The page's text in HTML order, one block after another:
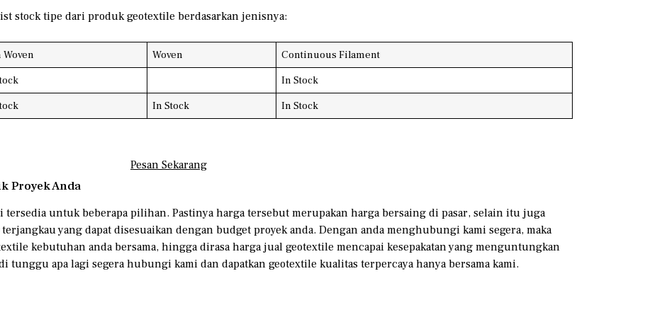
stock tipe dari produk geotextile berdasarkan jenisnya:
Woven Woven
Continuous Filament
In Stock
In Stock In Stock
Pesan Sekarang
Proyek Anda
tersedia untuk beberapa pilihan. Pastinya harga tersebut merupakan harga bersaing di pasar, selain itu juga
yang dapat disesuaikan dengan budget proyek anda. Dengan anda menghubungi kami segera, maka
kebutuhan anda bersama, hingga dirasa harga jual geotextile mencapai kesepakatan yang menguntungkan
tunggu apa lagi segera hubungi kami dan dapatkan geotextile kualitas terpercaya hanya bersama kami.